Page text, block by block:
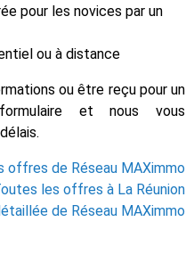
pour les novices par un
ou à distance
ou être reçu pour un
et nous vous
offres de Réseau MAXimmo
les offres à La Réunion
de Réseau MAXimmo